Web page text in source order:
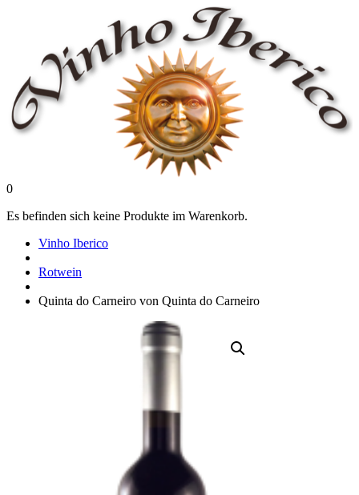
0
Es befinden sich keine Produkte im Warenkorb.
Vinho Iberico
Rotwein
Quinta do Carneiro von Quinta do Carneiro